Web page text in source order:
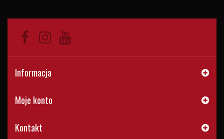
Informacja
Moje konto
Kontakt